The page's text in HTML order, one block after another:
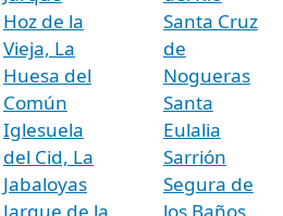
Hoz de la
Vieja, La
Huesa del
Común
Iglesuela
del Cid, La
Jabaloyas
Jarque de la
Santa Cruz
de
Nogueras
Santa
Eulalia
Sarrión
Segura de
los Baños